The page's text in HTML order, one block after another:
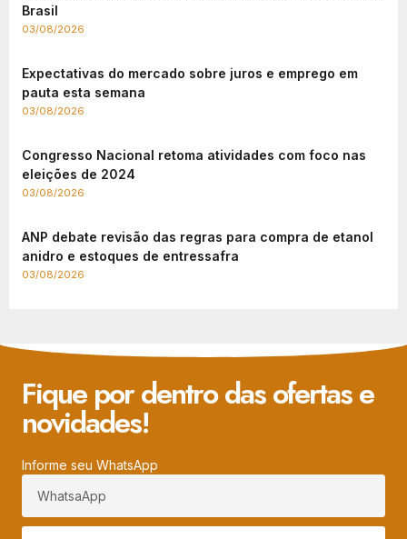
Brasil
03/08/2026
Expectativas do mercado sobre juros e emprego em
pauta esta semana
03/08/2026
Congresso Nacional retoma atividades com foco nas
eleições de 2024
03/08/2026
ANP debate revisão das regras para compra de etanol
anidro e estoques de entressafra
03/08/2026
Fique por dentro das ofertas e
novidades!
Informe seu WhatsApp